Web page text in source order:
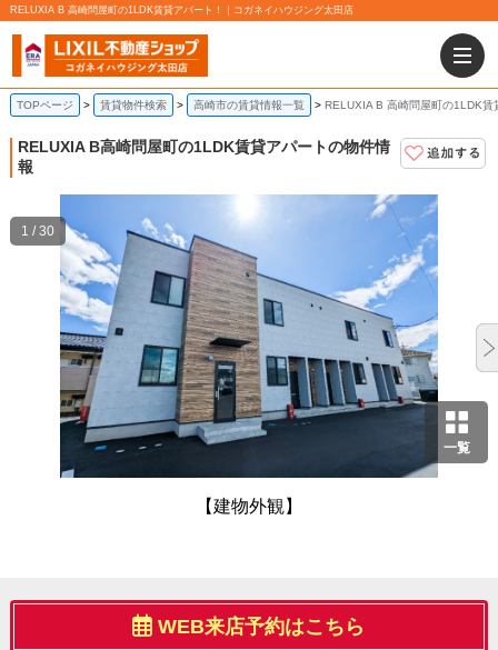
RELUXIA B 高崎問屋町の1LDK賃貸アパート！｜コガネイハウジング太田店
TOPページ 賃貸物件検索 高崎市の賃貸情報一覧 RELUXIA B 高崎問屋町の1LDK賃
RELUXIA B高崎問屋町の1LDK賃貸アパートの物件情
報
一覧
【建物外観】
1 / 30
WEB来店予約はこちら